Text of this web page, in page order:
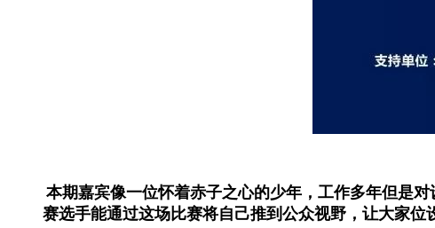
本期嘉宾像一位怀着赤子之心的少年，工作多年但是
赛选手能通过这场比赛将自己推到公众视野，让大家位